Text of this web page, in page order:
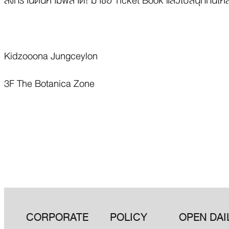
Kidzooona Jungceylon
3F The Botanica Zone
CORPORATE POLICY OPEN